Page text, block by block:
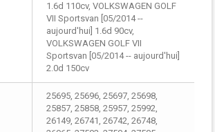
1.6d 110cv, VOLKSWAGEN GOLF
VII Sportsvan [05/2014 --
aujourd'hui] 1.6d 90cv,
VOLKSWAGEN GOLF VII
Sportsvan [05/2014 -- aujourd'hui]
2.0d 150cv
25695, 25696, 25697, 25698,
25857, 25858, 25957, 25992,
26149, 26741, 26742, 26748,